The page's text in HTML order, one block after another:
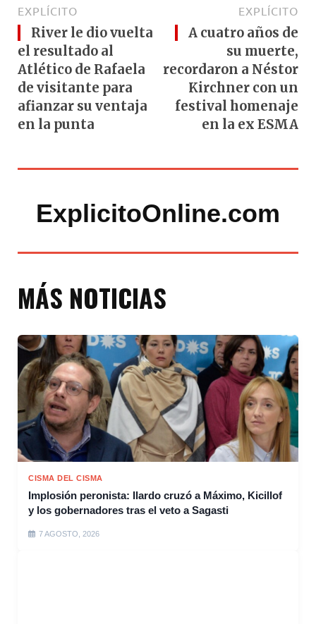
EXPLÍCITO
River le dio vuelta
el resultado al
Atlético de Rafaela
de visitante para
afianzar su ventaja
en la punta
EXPLÍCITO
A cuatro años de
su muerte,
recordaron a Néstor
Kirchner con un
festival homenaje
en la ex ESMA
ExplicitoOnline.com
MÁS NOTICIAS
CISMA DEL CISMA
Implosión peronista: Ilardo cruzó a Máximo, Kicillof
y los gobernadores tras el veto a Sagasti
7 AGOSTO, 2026